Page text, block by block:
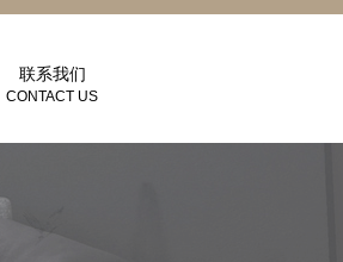
联系我们
CONTACT US